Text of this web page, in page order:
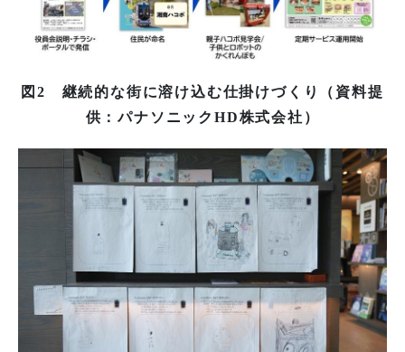
図2 継続的な街に溶け込む仕掛けづくり（資料提
供：パナソニックHD株式会社）